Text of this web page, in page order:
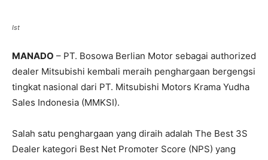
Ist
MANADO – PT. Bosowa Berlian Motor sebagai authorized
dealer Mitsubishi kembali meraih penghargaan bergengsi
tingkat nasional dari PT. Mitsubishi Motors Krama Yudha
Sales Indonesia (MMKSI).
Salah satu penghargaan yang diraih adalah The Best 3S
Dealer kategori Best Net Promoter Score (NPS) yang